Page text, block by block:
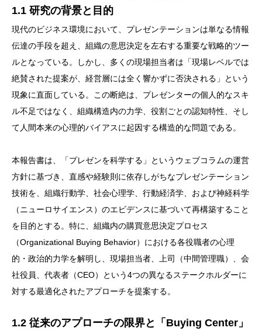
1.1 研究の背景と目的
現代のビジネス環境において、プレゼンテーションは単なる情報
伝達の手段を超え、組織の意思決定を左右する重要な戦略的ツー
ルとなっている。しかし、多くの現場担当者は「現場レベルでは
絶賛された提案が、経営層には全く響かずに否決される」という
現象に直面している。この断絶は、プレゼンターの個人的なスキ
ル不足ではなく、組織構造内の力学、役割ごとの認知特性、そし
て人間本来の心理的バイアスに起因する構造的な問題である。
本報告書は、「プレゼンを科学する」というウェブコラムの運営
方針に基づき、直感や経験則に依存しがちなプレゼンテーション
技術を、組織行動学、社会心理学、行動経済学、および神経科学
（ニューロサイエンス）のエビデンスに基づいて再構築すること
を目的とする。特に、組織内の購買意思決定プロセス
（Organizational Buying Behavior）における各役職者の心理
的・政治的力学を解明し、現場担当者、上司（中間管理職）、会
社役員、代表者（CEO）という4つの異なるステークホルダーに
対する最適化されたアプローチを提案する。
1.2 従来のアプローチの限界と「Buying Center」